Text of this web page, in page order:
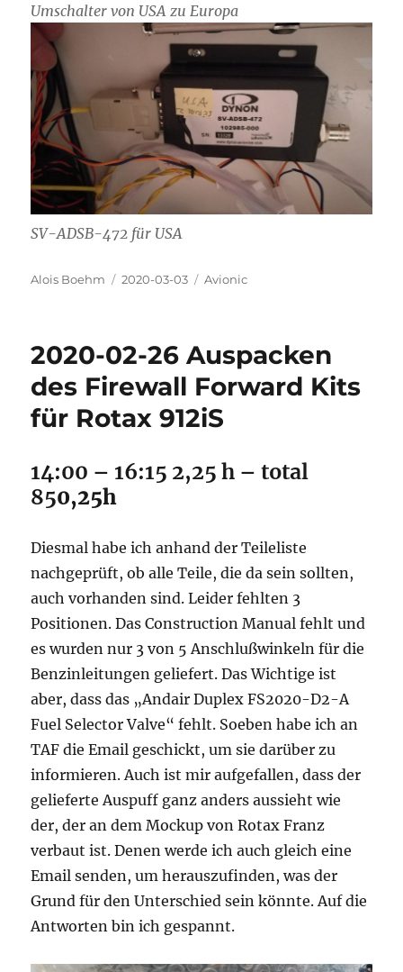
Umschalter von USA zu Europa
SV-ADSB-472 für USA
Autor
Alois Boehm
Veröffentlicht
2020-03-03 Kategorien
Avionic
2020-02-26 Auspacken
des Firewall Forward Kits
für Rotax 912iS
14:00 – 16:15 2,25 h – total
850,25h
Diesmal habe ich anhand der Teileliste
nachgeprüft, ob alle Teile, die da sein sollten,
auch vorhanden sind. Leider fehlten 3
Positionen. Das Construction Manual fehlt und
es wurden nur 3 von 5 Anschlußwinkeln für die
Benzinleitungen geliefert. Das Wichtige ist
aber, dass das „Andair Duplex FS2020-D2-A
Fuel Selector Valve“ fehlt. Soeben habe ich an
TAF die Email geschickt, um sie darüber zu
informieren. Auch ist mir aufgefallen, dass der
gelieferte Auspuff ganz anders aussieht wie
der, der an dem Mockup von Rotax Franz
verbaut ist. Denen werde ich auch gleich eine
Email senden, um herauszufinden, was der
Grund für den Unterschied sein könnte. Auf die
Antworten bin ich gespannt.